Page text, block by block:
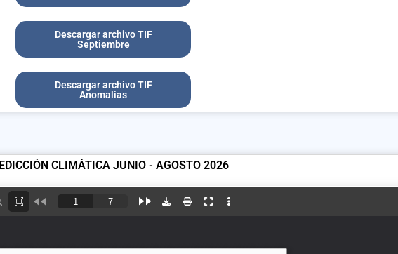
Descargar archivo TIF
Septiembre
Descargar archivo TIF
Anomalias
CLIMÁTICA JUNIO - AGOSTO 2026